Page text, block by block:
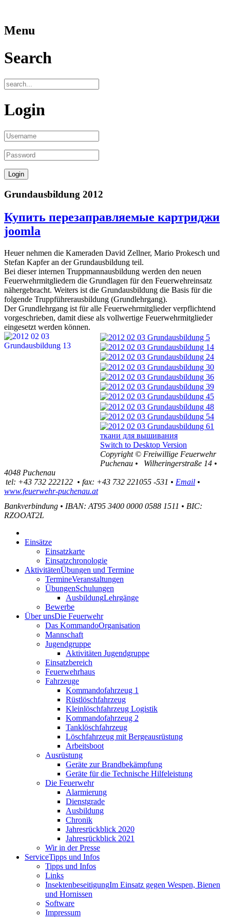
Menu
Search
Login
Grundausbildung 2012
Купить перезаправляемые картриджи
joomla
Heuer nehmen die Kameraden David Zellner, Mario Prokesch und
Stefan Kapfer an der Grundausbildung teil.
Bei dieser internen Truppmannausbildung werden den neuen
Feuerwehrmitgliedern die Grundlagen für den Feuerwehreinsatz
nähergebracht. Weiters ist die Grundausbildung die Basis für die
folgende Truppführerausbildung (Grundlehrgang).
Der Grundlehrgang ist für alle Feuerwehrmitglieder verpflichtend
vorgeschrieben, damit diese als vollwertige Feuerwehrmitglieder
eingesetzt werden können.
ткани для вышивания
Switch to Desktop Version
Copyright © Freiwillige Feuerwehr
Puchenau • Wilheringerstraße 14 •
4048 Puchenau
tel: +43 732 222122 • fax: +43 732 221055 -531 • Email •
www.feuerwehr-puchenau.at
Bankverbindung • IBAN: AT95 3400 0000 0588 1511 • BIC:
RZOOAT2L
Einsätze
Einsatzkarte
Einsatzchronologie
AktivitätenÜbungen und Termine
TermineVeranstaltungen
ÜbungenSchulungen
AusbildungLehrgänge
Bewerbe
Über unsDie Feuerwehr
Das KommandoOrganisation
Mannschaft
Jugendgruppe
Aktivitäten Jugendgruppe
Einsatzbereich
Feuerwehrhaus
Fahrzeuge
Kommandofahrzeug 1
Rüstlöschfahrzeug
Kleinlöschfahrzeug Logistik
Kommandofahrzeug 2
Tanklöschfahrzeug
Löschfahrzeug mit Bergeausrüstung
Arbeitsboot
Ausrüstung
Geräte zur Brandbekämpfung
Geräte für die Technische Hilfeleistung
Die Feuerwehr
Alarmierung
Dienstgrade
Ausbildung
Chronik
Jahresrückblick 2020
Jahresrückblick 2021
Wir in der Presse
ServiceTipps und Infos
Tipps und Infos
Links
InsektenbeseitigungIm Einsatz gegen Wespen, Bienen
und Hornissen
Software
Impressum